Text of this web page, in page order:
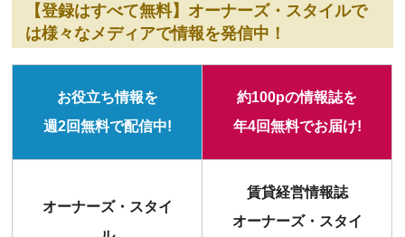
【登録はすべて無料】オーナーズ・スタイルで
は様々なメディアで情報を発信中！
お役立ち情報を
週2回無料で配信中!
約100pの情報誌を
年4回無料でお届け!
オーナーズ・スタイ
賃貸経営情報誌
オーナーズ・スタイ